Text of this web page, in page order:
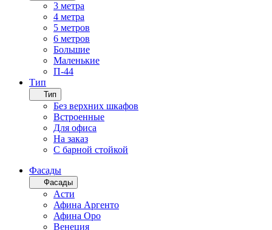
3 метра
4 метра
5 метров
6 метров
Большие
Маленькие
П-44
Тип
Тип
Без верхних шкафов
Встроенные
Для офиса
На заказ
С барной стойкой
Фасады
Фасады
Асти
Афина Аргенто
Афина Оро
Венеция